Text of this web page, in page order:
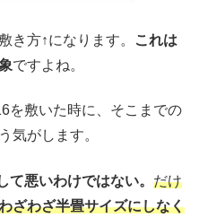
き方↑になります。
これは
ですよね。
を敷いた時に、そこまでの
気がします。
て悪いわけではない。 だけ
ざわざ半畳サイズにしなく